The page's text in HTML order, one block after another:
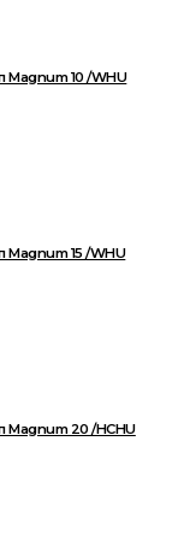
Magnum 10 /WHU
Magnum 15 /WHU
Magnum 20 /HCHU